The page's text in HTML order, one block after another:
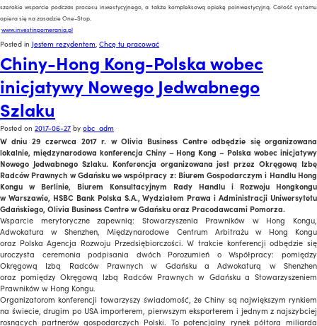
szerokie wsparcie podczas procesu inwestycyjnego, a także kompleksową opiekę poinwestycyjną. Całość systemu
opiera się na zasadzie One-Stop.
www.investinpomerania.pl
Posted in Jestem rezydentem, Chcę tu pracować
Chiny-Hong Kong-Polska wobec
inicjatywy Nowego Jedwabnego
Szlaku
Posted on 2017-06-27 by obc_adm
W dniu 29 czerwca 2017 r. w Olivia Business Centre odbędzie się organizowana
lokalnie, międzynarodowa konferencja Chiny – Hong Kong – Polska wobec inicjatywy
Nowego Jedwabnego Szlaku. Konferencja organizowana jest przez Okręgową Izbę
Radców Prawnych w Gdańsku we współpracy z: Biurem Gospodarczym i Handlu Hong
Kongu w Berlinie, Biurem Konsultacyjnym Rady Handlu i Rozwoju Hongkongu
w Warszawie, HSBC Bank Polska S.A., Wydziałem Prawa i Administracji Uniwersytetu
Gdańskiego, Olivia Business Centre w Gdańsku oraz Pracodawcami Pomorza.
Wsparcie merytoryczne zapewnią: Stowarzyszenia Prawników w Hong Kongu,
Adwokatura w Shenzhen, Międzynarodowe Centrum Arbitrażu w Hong Kongu
oraz Polska Agencja Rozwoju Przedsiębiorczości. W trakcie konferencji odbędzie się
uroczysta ceremonia podpisania dwóch Porozumień o Współpracy: pomiędzy
Okręgową Izbą Radców Prawnych w Gdańsku a Adwokaturą w Shenzhen
oraz pomiędzy Okręgową Izbą Radców Prawnych w Gdańsku a Stowarzyszeniem
Prawników w Hong Kongu.
Organizatorom konferencji towarzyszy świadomość, że Chiny są największym rynkiem
na świecie, drugim po USA importerem, pierwszym eksporterem i jednym z najszybciej
rosnących partnerów gospodarczych Polski. To potencjalny rynek półtora miliarda